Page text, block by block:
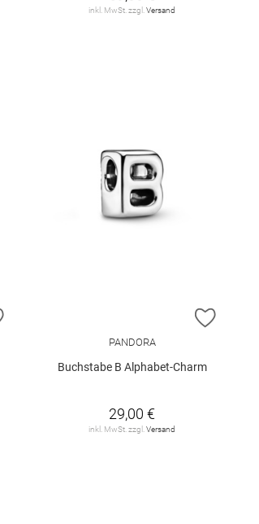
inkl. MwSt. zzgl.Versand
ZUR
PANDORA
Buchstabe B Alphabet-Charm
29,00 €
inkl. MwSt. zzgl.Versand